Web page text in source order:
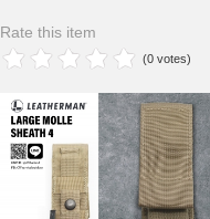
Rate this item
(0 votes)